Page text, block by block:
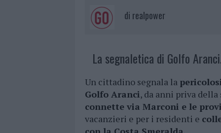
di realpower
La segnaletica di Golfo
Un cittadino segnala la
Golfo Aranci, da anni priva
connette via Marconi e le
vacanzieri e per i residenti e